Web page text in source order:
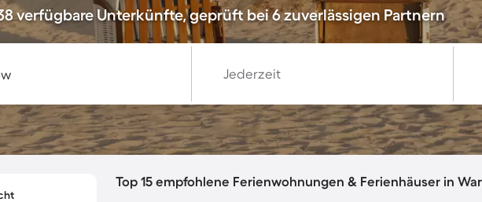
verfügbare Unterkünfte, geprüft bei 6 zuverlässigen Partnern
Jederzeit
Top 15 empfohlene Ferienwohnungen & Ferienhäuser in